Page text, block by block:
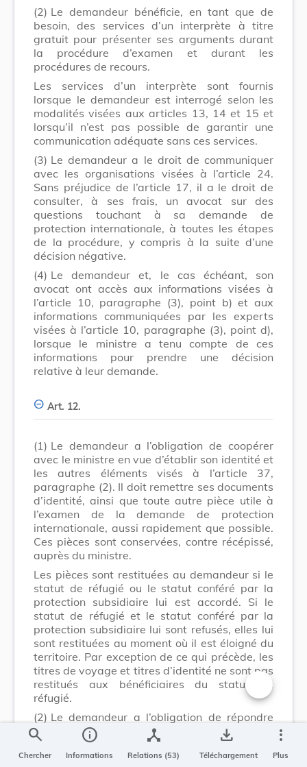
(2) Le demandeur bénéficie, en tant que de
besoin, des services d’un interprète à titre
gratuit pour présenter ses arguments durant
la procédure d’examen et durant les
procédures de recours.
Les services d’un interprète sont fournis
lorsque le demandeur est interrogé selon les
modalités visées aux articles 13, 14 et 15 et
lorsqu’il n’est pas possible de garantir une
communication adéquate sans ces services.
(3) Le demandeur a le droit de communiquer
avec les organisations visées à l’article 24.
Sans préjudice de l’article 17, il a le droit de
consulter, à ses frais, un avocat sur des
questions touchant à sa demande de
protection internationale, à toutes les étapes
de la procédure, y compris à la suite d’une
décision négative.
(4) Le demandeur et, le cas échéant, son
avocat ont accès aux informations visées à
l’article 10, paragraphe (3), point b) et aux
informations communiquées par les experts
visées à l’article 10, paragraphe (3), point d),
lorsque le ministre a tenu compte de ces
informations pour prendre une décision
relative à leur demande.
Art. 12.
(1) Le demandeur a l’obligation de coopérer
avec le ministre en vue d’établir son identité et
les autres éléments visés à l’article 37,
paragraphe (2). Il doit remettre ses documents
d’identité, ainsi que toute autre pièce utile à
l’examen de la demande de protection
internationale, aussi rapidement que possible.
Ces pièces sont conservées, contre récépissé,
auprès du ministre.
Les pièces sont restituées au demandeur si le
statut de réfugié ou le statut conféré par la
protection subsidiaire lui est accordé. Si le
statut de réfugié et le statut conféré par la
protection subsidiaire lui sont refusés, elles lui
sont restituées au moment où il est éloigné du
territoire. Par exception de ce qui précède, les
titres de voyage et titres d’identité ne sont pas
restitués aux bénéficiaires du statut de
réfugié.
(2) Le demandeur a l’obligation de répondre
personnellement aux convocations du ministre.
Les agents du ministre peuvent enregistrer les
déclarations faites oralement par le
Changer la
search
Chercher
info
Informations
device_hub
Relations (53)
save_alt
Téléchargement
more_vert
Plus